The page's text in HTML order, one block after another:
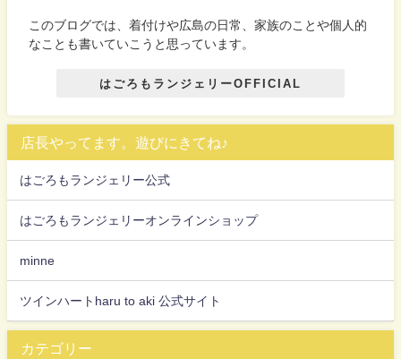
このブログでは、着付けや広島の日常、家族のことや個人的
なことも書いていこうと思っています。
はごろもランジェリーOFFICIAL
店長やってます。遊びにきてね♪
はごろもランジェリー公式
はごろもランジェリーオンラインショップ
minne
ツインハートharu to aki 公式サイト
カテゴリー